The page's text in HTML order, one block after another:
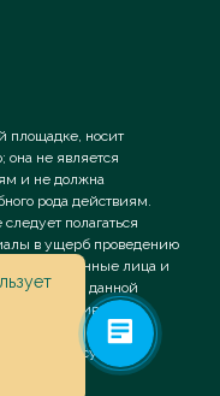
площадке, носит
она не является
и не должна
рода действиям.
полагаться
в ущерб проведению
аффилированные лица и
данной
наступивший
Privacy Policy